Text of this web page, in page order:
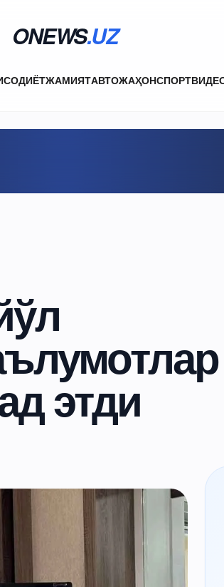
ONEWS.UZ
ЖАМИЯТАВТОЖАҲОНСПОРТ
этди